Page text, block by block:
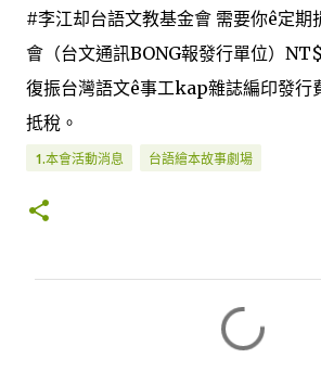
#李江却台語文教基金會 需要你ê定期
會（台文通訊BONG報發行單位）
復振台灣語文ê事工kap雜誌編印發
抵稅。
1.本會活動消息 台語繪本故事劇場